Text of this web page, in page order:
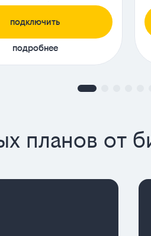
подключить
подробнее
планов от